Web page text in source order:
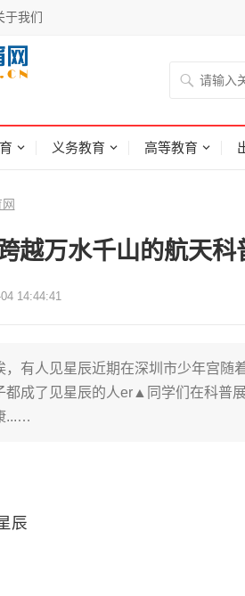
于我们
义务教育 高等教育
越万水千山的航天
14:44:41
，有人见星辰近期在深圳市少年宫随
都成了见星辰的人er▲同学们在科普
...…
辰